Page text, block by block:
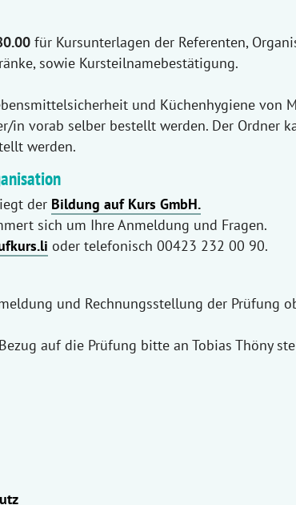
für Kursunterlagen der Referenten,
sowie Kursteilnamebestätigung.
und Küchenhygiene von
in vorab selber bestellt werden. Der Ordner
werden.
der Bildung auf Kurs GmbH.
sich um Ihre Anmeldung und Fragen.
oder telefonisch 00423 232 00 90.
und Rechnungsstellung der Prüfung
auf die Prüfung bitte an Tobias Thöny